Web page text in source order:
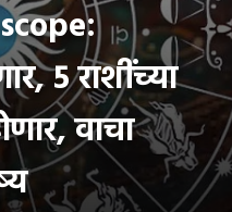
5 राशींच्या
वाचा